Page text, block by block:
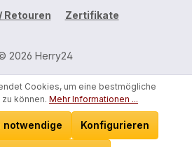
Retouren
Zertifikate
2026 Herry24
Cookies, um eine bestmögliche
können. Mehr Informationen ...
notwendige Konfigurieren